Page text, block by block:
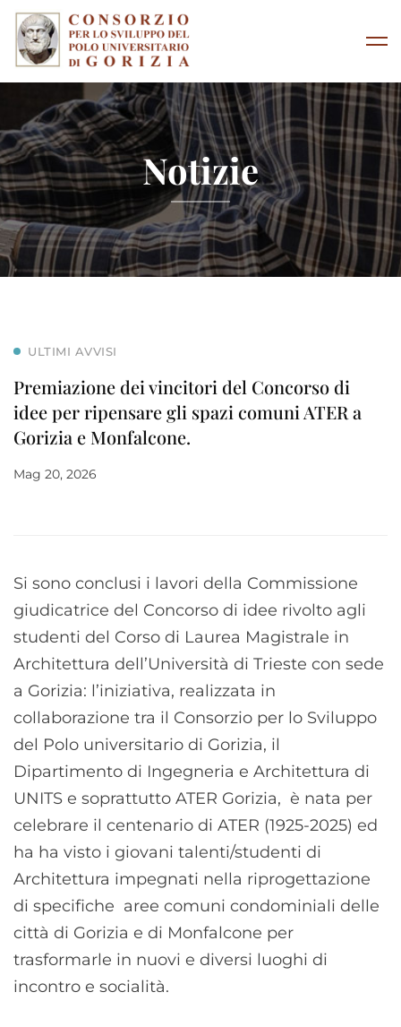
Notizie
ULTIMI AVVISI
Premiazione dei vincitori del Concorso di
idee per ripensare gli spazi comuni ATER a
Gorizia e Monfalcone.
Mag 20, 2026
Si sono conclusi i lavori della Commissione
giudicatrice del Concorso di idee rivolto agli
studenti del Corso di Laurea Magistrale in
Architettura dell’Università di Trieste con sede
a Gorizia: l’iniziativa, realizzata in
collaborazione tra il Consorzio per lo Sviluppo
del Polo universitario di Gorizia, il
Dipartimento di Ingegneria e Architettura di
UNITS e soprattutto ATER Gorizia, è nata per
celebrare il centenario di ATER (1925-2025) ed
ha ha visto i giovani talenti/studenti di
Architettura impegnati nella riprogettazione
di specifiche aree comuni condominiali delle
città di Gorizia e di Monfalcone per
trasformarle in nuovi e diversi luoghi di
incontro e socialità.